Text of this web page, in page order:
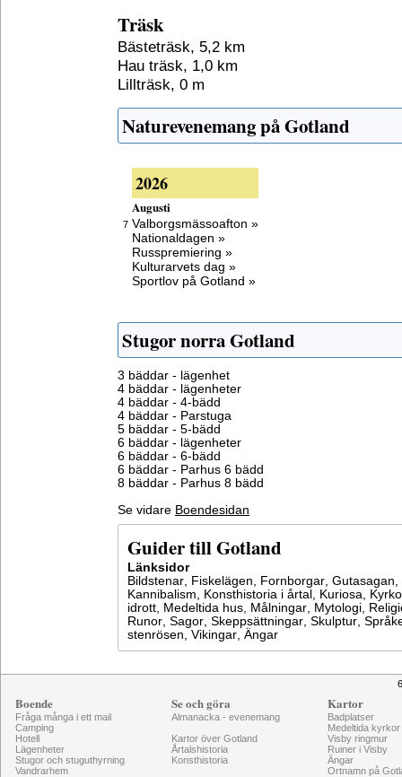
Träsk
Bästeträsk, 5,2 km
Hau träsk, 1,0 km
Lillträsk, 0 m
Naturevenemang på Gotland
2026
Augusti
7 Valborgsmässoafton »
Nationaldagen »
Russpremiering »
Kulturarvets dag »
Sportlov på Gotland »
Stugor norra Gotland
3 bäddar - lägenhet
4 bäddar - lägenheter
4 bäddar - 4-bädd
4 bäddar - Parstuga
5 bäddar - 5-bädd
6 bäddar - lägenheter
6 bäddar - 6-bädd
6 bäddar - Parhus 6 bädd
8 bäddar - Parhus 8 bädd
Se vidare Boendesidan
Guider till Gotland
Länksidor
Bildstenar, Fiskelägen, Fornborgar, Gutasagan,
Kannibalism, Konsthistoria i årtal , Kuriosa,
idrott, Medeltida hus, Målningar, Mytologi,
Runor, Sagor, Skeppsättningar, Skulptur,
stenrösen, Vikingar, Ängar
Boende
Fråga många i ett mail
Camping
Hotell
Lägenheter
Stugor och stuguthyrning
Vandrarhem
Se och göra
Almanacka - evenemang
Kartor över Gotland
Årtalshistoria
Konsthistoria
Kartor
Badplatser
Medeltida kyrkor
Visby ringmur
Ruiner i Visby
Ängar
Ortnamn på